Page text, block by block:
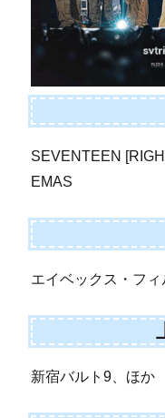
SEVENTEEN
EMAS
エイベックス・フ
新宿バルト9、ほか